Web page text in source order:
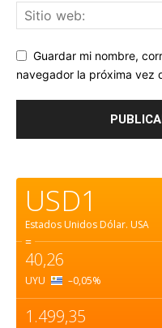
Guardar mi nombre,
navegador la próxima vez
USD1
Estados Unidos Dólar. USA
=
40,26
UYU –0,05%
1.499,35